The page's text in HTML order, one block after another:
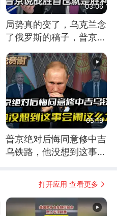
03:06
局势真的变了，乌克兰念
了俄罗斯的稿子，普京说
05:19
普京绝对后悔同意修中吉
乌铁路，他没想到这事会
打开应用 查看更多